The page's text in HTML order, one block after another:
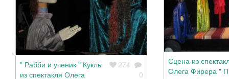
Сцена из
Олега Фирера "
" Рабби и ученик " Куклы
из спектакля Олега
274
0